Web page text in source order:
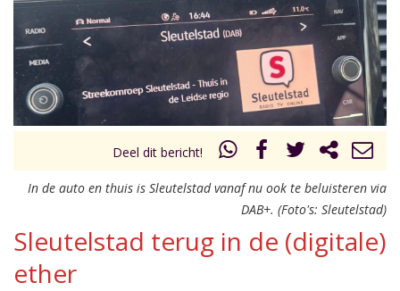
Vorig uur
Volgend uur
Deel dit bericht!
In de auto en thuis is Sleutelstad vanaf nu ook te beluisteren via
DAB+. (Foto's: Sleutelstad)
Sleutelstad terug in de (digitale)
ether